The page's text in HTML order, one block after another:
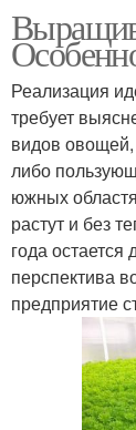
Реализация
требует
видов овощей,
либо
южных
растут и без
года
перспектива
предприятие